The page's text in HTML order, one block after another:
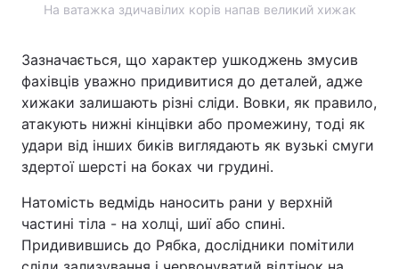
На ватажка здичавілих корів напав великий хижак
Зазначається, що характер ушкоджень змусив
фахівців уважно придивитися до деталей, адже
хижаки залишають різні сліди. Вовки, як правило,
атакують нижні кінцівки або промежину, тоді як
удари від інших биків виглядають як вузькі смуги
здертої шерсті на боках чи грудині.
Натомість ведмідь наносить рани у верхній
частині тіла - на холці, шиї або спині.
Придивившись до Рябка, дослідники помітили